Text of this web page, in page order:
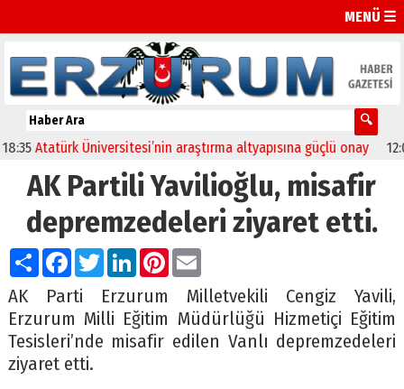
MENÜ ☰
Atatürk Üniversitesi’nin araştırma altyapısına güçlü onay 12:04
AK Partili Yavilioğlu, misafir
depremzedeleri ziyaret etti.
PaylaşFacebook
TwitterLinkedIn
Pinterest
Email
AK Parti Erzurum Milletvekili Cengiz Yavili,
Erzurum Milli Eğitim Müdürlüğü Hizmetiçi Eğitim
Tesisleri’nde misafir edilen Vanlı depremzedeleri
ziyaret etti.